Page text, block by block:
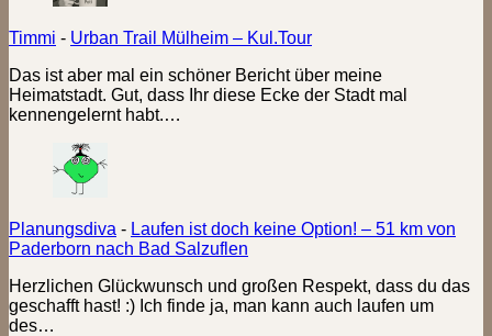
Timmi - Urban Trail Mülheim – Kul.Tour
Das ist aber mal ein schöner Bericht über meine
Heimatstadt. Gut, dass Ihr diese Ecke der Stadt mal
kennengelernt habt.…
Planungsdiva - Laufen ist doch keine Option! – 51 km von
Paderborn nach Bad Salzuflen
Herzlichen Glückwunsch und großen Respekt, dass du das
geschafft hast! :) Ich finde ja, man kann auch laufen um
des…